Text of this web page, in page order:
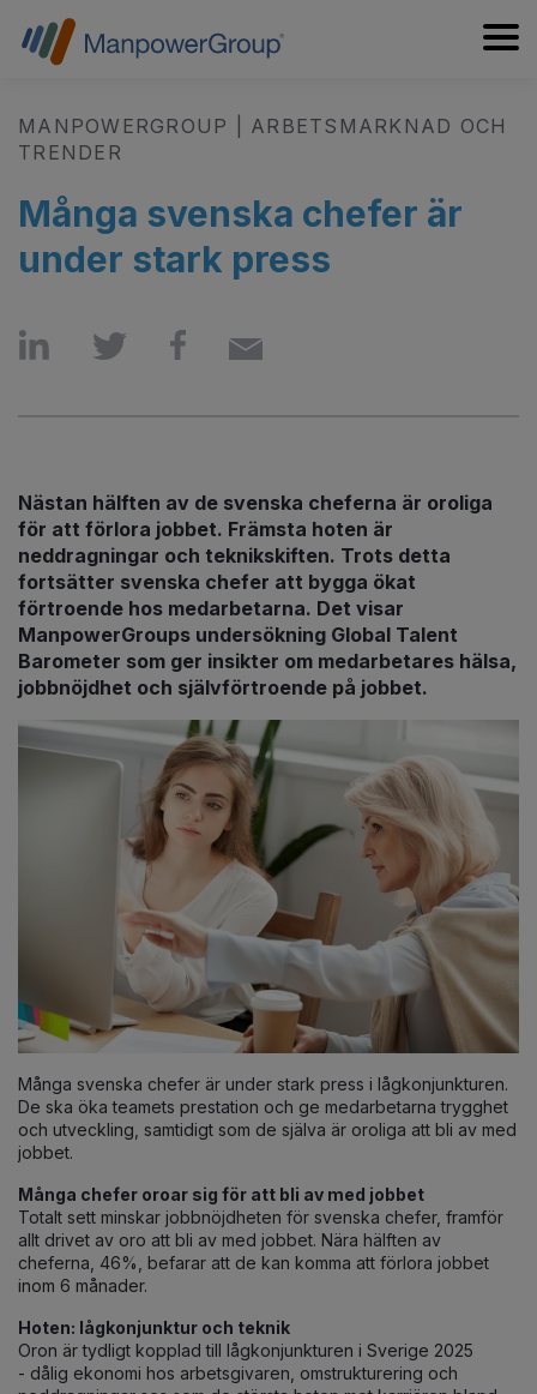
MANPOWERGROUP | ARBETSMARKNAD OCH
TRENDER
Många svenska chefer är
under stark press
Nästan hälften av de svenska cheferna är oroliga
för att förlora jobbet. Främsta hoten är
neddragningar och teknikskiften. Trots detta
fortsätter svenska chefer att bygga ökat
förtroende hos medarbetarna. Det visar
ManpowerGroups undersökning Global Talent
Barometer som ger insikter om medarbetares hälsa,
jobbnöjdhet och självförtroende på jobbet.
Många svenska chefer är under stark press i lågkonjunkturen.
De ska öka teamets prestation och ge medarbetarna trygghet
och utveckling, samtidigt som de själva är oroliga att bli av med
jobbet.
Många chefer oroar sig för att bli av med jobbet
Totalt sett minskar jobbnöjdheten för svenska chefer, framför
allt drivet av oro att bli av med jobbet. Nära hälften av
cheferna, 46%, befarar att de kan komma att förlora jobbet
inom 6 månader.
Hoten: lågkonjunktur och teknik
Oron är tydligt kopplad till lågkonjunkturen i Sverige 2025
- dålig ekonomi hos arbetsgivaren, omstrukturering och